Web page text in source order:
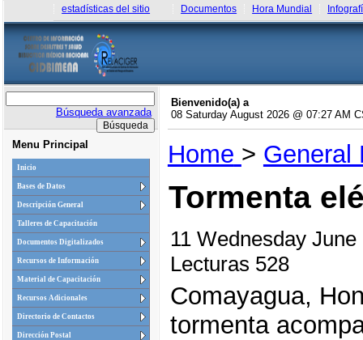
estadísticas del sitio Documentos Hora Mundial
Búsqueda avanzada
Menu Principal
Inicio
Bases de Datos
Descripción General
Talleres de Capacitación
Documentos Digitalizados
Recursos de Información
Material de Capacitación
Recursos Adicionales
Directorio de Contactos
Dirección Postal
Bienvenido(a) a
08 Saturday August 2026 @ 07:27 AM
Home > General
Tormenta
11 Wednesday
Lecturas 528
Comayagua,
tormenta